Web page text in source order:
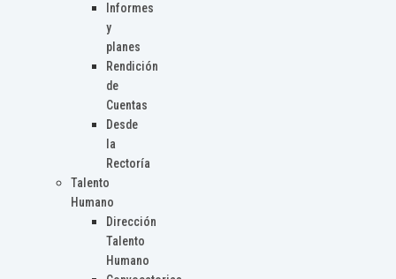
Informes
y
planes
Rendición
de
Cuentas
Desde
la
Rectoría
Talento
Humano
Dirección
Talento
Humano